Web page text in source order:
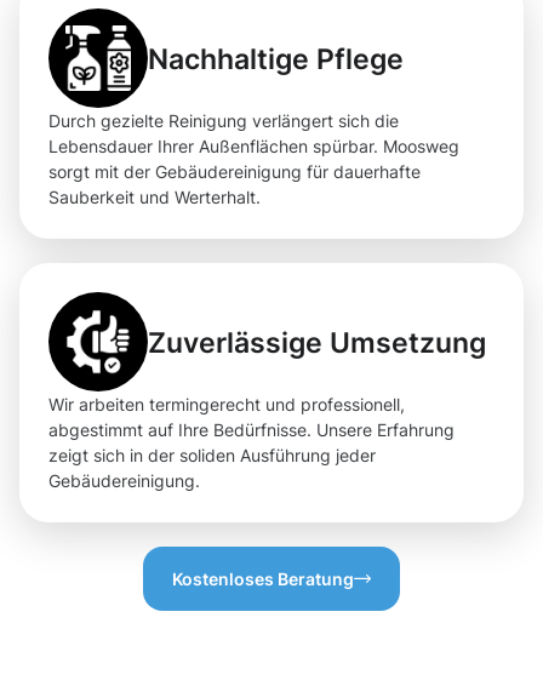
Nachhaltige Pflege
Durch gezielte Reinigung verlängert sich die
Lebensdauer Ihrer Außenflächen spürbar. Moosweg
sorgt mit der Gebäudereinigung für dauerhafte
Sauberkeit und Werterhalt.
Zuverlässige Umsetzung
Wir arbeiten termingerecht und professionell,
abgestimmt auf Ihre Bedürfnisse. Unsere Erfahrung
zeigt sich in der soliden Ausführung jeder
Gebäudereinigung.
Kostenloses Beratung